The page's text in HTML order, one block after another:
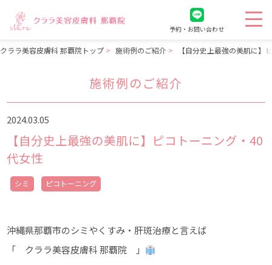
予約・お問い合わせ
クララ美容皮膚科 那覇院トップ 施術例のご紹介 【自分史上最強の美肌に】
施術例のご紹介
2024.03.05
【自分史上最強の美肌に】ピコトーニング・40
代女性
シミ ピコトーニング
沖縄県那覇市のシミやくすみ・肝斑治療と言えば
「 クララ美容皮膚科 那覇院 」